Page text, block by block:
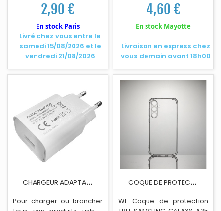
Livré chez vous entre le
samedi 15/08/2026 et le
vendredi 21/08/2026
2,90 €
En stock Paris
Câble renforcé, vous
offrant une connexion
précise à chaque fois -
rapide et les transferts de
données.
Livraison en express chez
vous demain avant 18h00
4,60 €
En stock Mayotte
C
HARGEUR ADAPTATEUR USB 220V
Pour charger ou brancher
C
OQUE DE PROTECTION WE SAMSUNG GALAXY A35 5G...
WE Coque de protection